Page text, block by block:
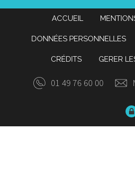
ACCUEIL
DONNÉES PERSONNELLES
CRÉDITS GERER
01 49 76 60 00